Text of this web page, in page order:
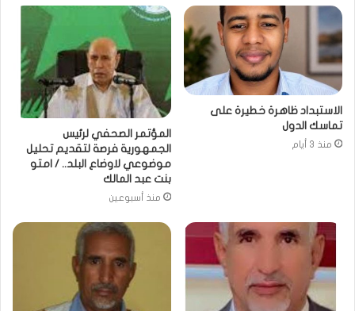
الاستبداد ظاهرة خطيرة على
تماسك الدول
منذ 3 أيام
المؤتمر الصحفي لرئيس
الجمهورية فرصة لتقديم تحليل
موضوعي لاوضاع البلد.. / امتو
بنت عبد المالك
منذ أسبوعين